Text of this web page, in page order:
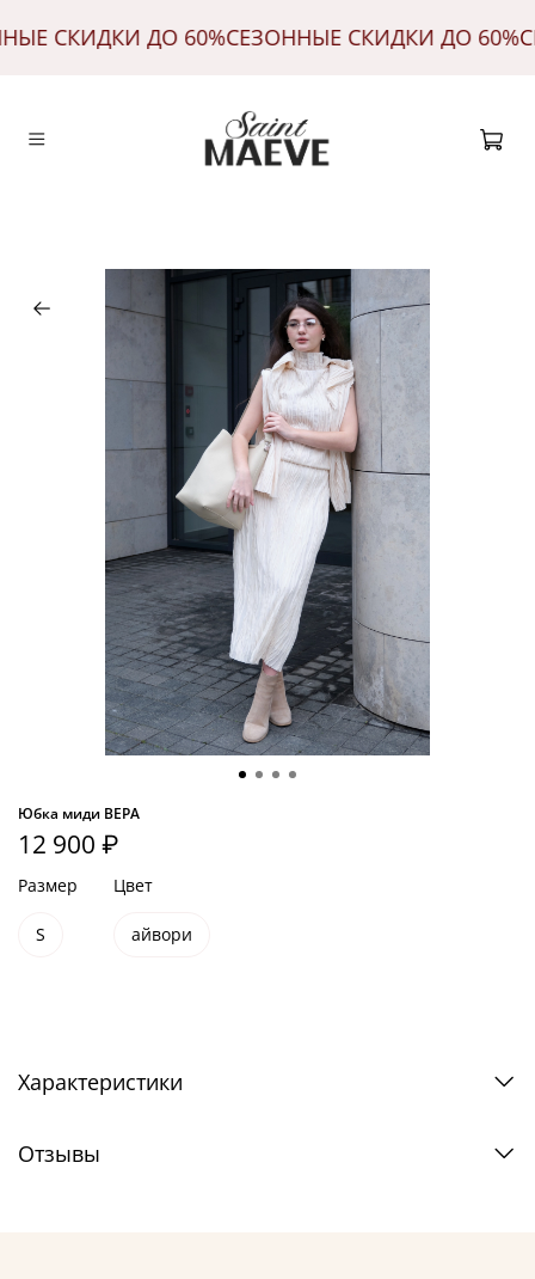
СКИДКИ ДО 60%СЕЗОННЫЕ СКИДКИ ДО 60%
Юбка миди ВЕРА
12 900 ₽
Размер
S
Цвет
айвори
Характеристики
Отзывы